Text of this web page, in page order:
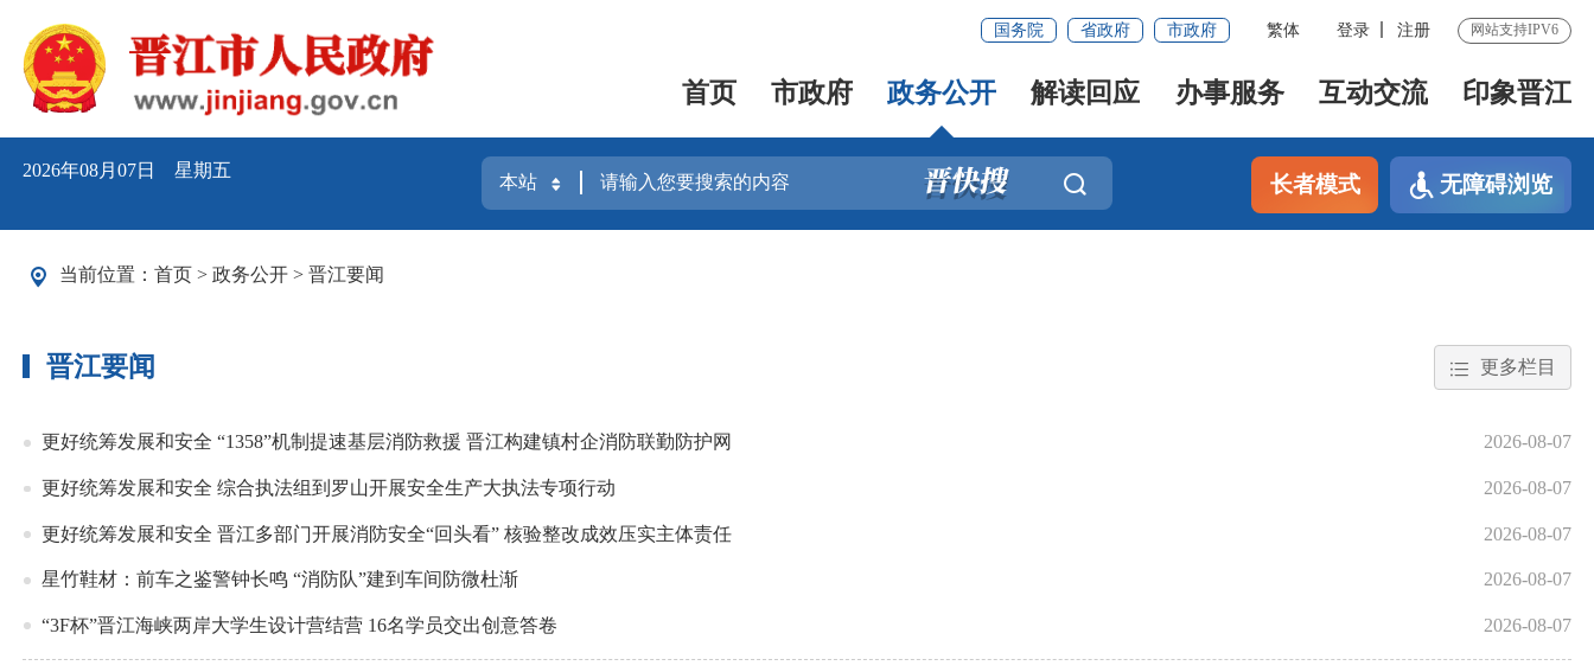
国务院 省政府 市政府 繁体 登录 注册 网站支持IPV6
首页 市政府 政务公开 解读回应 办事服务 互动交流 印象晋江
2026年08月07日 星期五
长者模式 无障碍浏览
当前位置： 首页 > 政务公开 > 晋江要闻
晋江要闻 更多栏目
更好统筹发展和安全 “1358”机制提速基层消防救援 晋江构建镇村企消防联勤防护网 2026-08-07
更好统筹发展和安全 综合执法组到罗山开展安全生产大执法专项行动 2026-08-07
更好统筹发展和安全 晋江多部门开展消防安全“回头看” 核验整改成效压实主体责任 2026-08-07
星竹鞋材：前车之鉴警钟长鸣 “消防队”建到车间防微杜渐 2026-08-07
“3F杯”晋江海峡两岸大学生设计营结营 16名学员交出创意答卷 2026-08-07